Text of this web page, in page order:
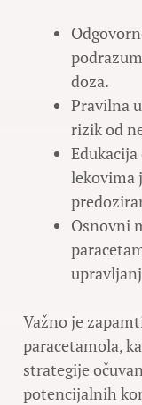
doza.
Pravilna
rizik od
lekovima
Osnovni
Važno je
paracetamola,
strategije
potencijalnih